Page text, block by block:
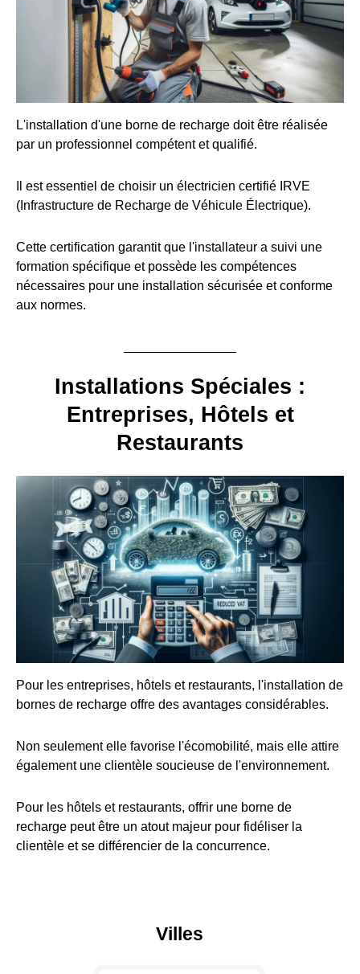
L'installation d'une borne de recharge doit être réalisée
par un professionnel compétent et qualifié.
Il est essentiel de choisir un électricien certifié IRVE
(Infrastructure de Recharge de Véhicule Électrique).
Cette certification garantit que l'installateur a suivi une
formation spécifique et possède les compétences
nécessaires pour une installation sécurisée et conforme
aux normes.
Installations Spéciales :
Entreprises, Hôtels et
Restaurants
Pour les entreprises, hôtels et restaurants, l'installation de
bornes de recharge offre des avantages considérables.
Non seulement elle favorise l'écomobilité, mais elle attire
également une clientèle soucieuse de l'environnement.
Pour les hôtels et restaurants, offrir une borne de
recharge peut être un atout majeur pour fidéliser la
clientèle et se différencier de la concurrence.
Villes